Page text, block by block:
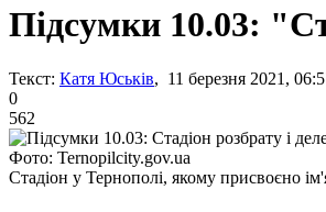
Підсумки 10.03:
Текст: Катя Юськів, 11 березня 2021,
0
562
Фото: Ternopilcity.gov.ua
Стадіон у Тернополі, якому присвоєно